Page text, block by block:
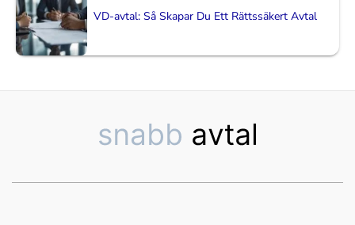
VD-avtal: Så Skapar Du Ett Rättssäkert Avtal